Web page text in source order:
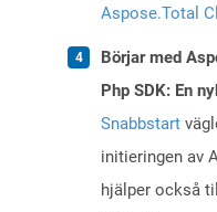
Aspose.Total
Börjar med
Php SDK: En
Snabbstart
initieringen av
hjälper också